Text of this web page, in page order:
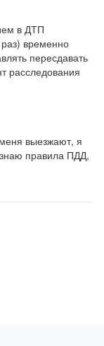
в ДТП
временно
пересдавать
расследования
выезжают, я
правила ПДД,